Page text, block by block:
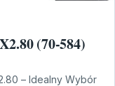
(70-584)
– Idealny Wybór